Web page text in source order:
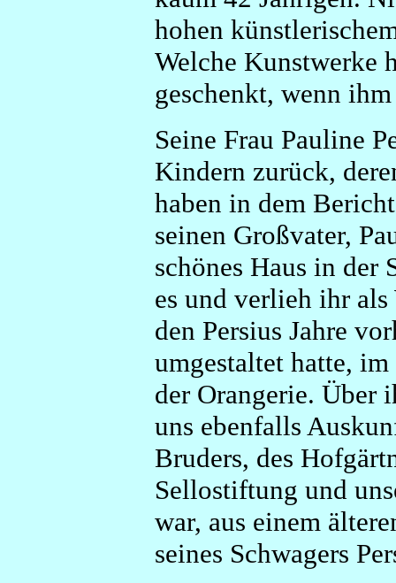
hohen
Welche Kunstwerke
geschenkt, wenn
Seine Frau Pauline
Kindern zurück,
haben in dem
seinen Großvater,
schönes Haus in der
es und verlieh ihr
den Persius Jahre
umgestaltet hatte,
der Orangerie. Über
uns ebenfalls
Bruders, des
Sellostiftung und
war, aus einem
seines Schwagers